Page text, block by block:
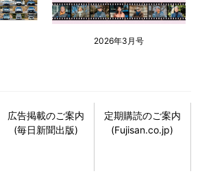
2026年3月号
広告掲載のご案内
(毎日新聞出版)
定期購読のご案内
(Fujisan.co.jp)